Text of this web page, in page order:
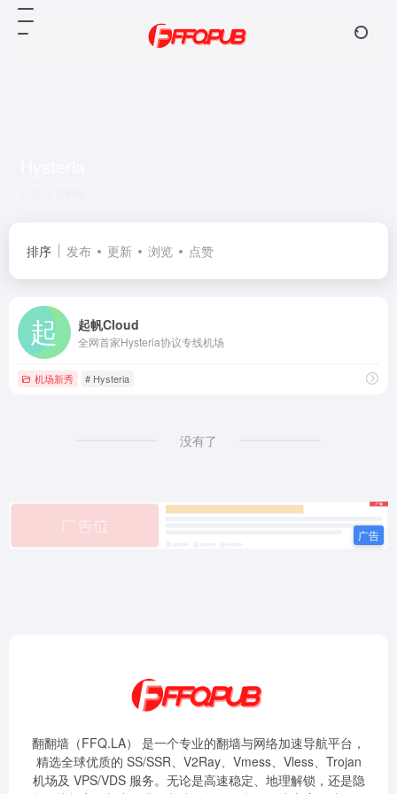
排序 发布 更新 浏览 点赞
起帆Cloud
全网首家Hysteria协议专线机场
机场新秀 # Hysteria
没有了
翻翻墙（FFQ.LA） 是一个专业的翻墙与网络加速导航平台，
精选全球优质的 SS/SSR、V2Ray、Vmess、Vless、Trojan
机场及 VPS/VDS 服务。无论是高速稳定、地理解锁，还是隐